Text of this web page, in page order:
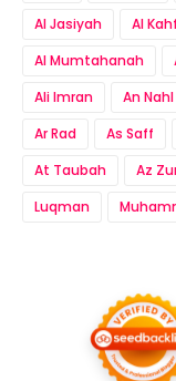
Al Jasiyah
Al
Al Mumtahanah
Ali Imran
An Nahl
Ar Rad
As Saff
At Taubah
Az
Luqman